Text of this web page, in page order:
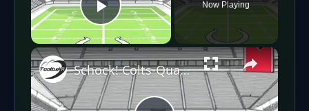
Play Video
Now Playing
Schock! Colts-Quarterback schwer verletzt – Orbitalfraktur bestätigt